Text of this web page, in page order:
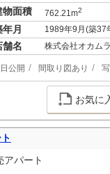
物面積 762.21m2
年月 1989年9月(築37
舗名 株式会社オカム
公開 間取り図あり
お気に
アパート